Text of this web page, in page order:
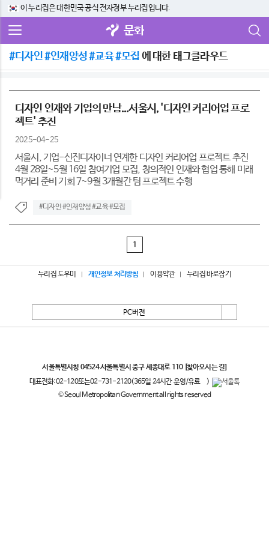
이 누리집은 대한민국 공식 전자정부 누리집입니다.
문화
#디자인 #인재양성 #교육 #모집 에 대한 태그클라우드
디자인 인재와 기업의 만남...서울시, '디자인 커리어업 프로
젝트' 추진
2025-04-25
서울시, 기업-신진디자이너 연계한 디자인 커리어업 프로젝트 추진
4월 28일~5월 16일 참여기업 모집, 창의적인 인재와 협업 통해 미래
먹거리 준비 기회 7~9월 3개월간 팀 프로젝트 수행
#디자인 #인재양성 #교육 #모집
1
누리집 도우미 개인정보 처리방침 이용약관 누리집 바로잡기
PC버전
서울특별시청 04524 서울특별시 중구 세종대로 110 [찾아오시는 길]
대표전화:02-120또는02-731-2120(365일 24시간 운영/유료
)
© Seoul Metropolitan Government all rights reserved